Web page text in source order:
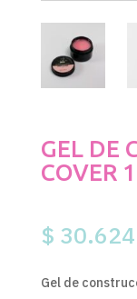
GEL DE
COVER
$ 30.624
Gel de